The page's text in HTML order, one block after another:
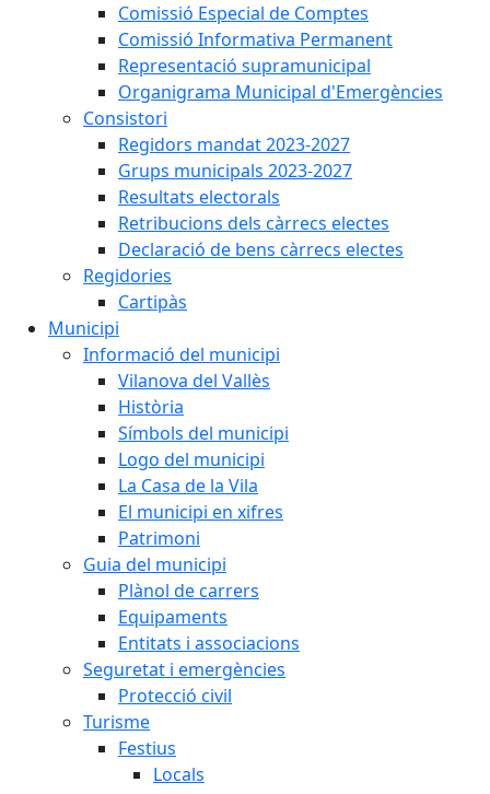
Comissió Especial de Comptes
Comissió Informativa Permanent
Representació supramunicipal
Organigrama Municipal d'Emergències
Consistori
Regidors mandat 2023-2027
Grups municipals 2023-2027
Resultats electorals
Retribucions dels càrrecs electes
Declaració de bens càrrecs electes
Regidories
Cartipàs
Municipi
Informació del municipi
Vilanova del Vallès
Història
Símbols del municipi
Logo del municipi
La Casa de la Vila
El municipi en xifres
Patrimoni
Guia del municipi
Plànol de carrers
Equipaments
Entitats i associacions
Seguretat i emergències
Protecció civil
Turisme
Festius
Locals